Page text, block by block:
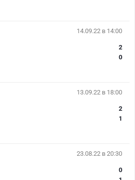
14.09.22 в 14:00
2
0
13.09.22 в 18:00
2
1
23.08.22 в 20:30
0